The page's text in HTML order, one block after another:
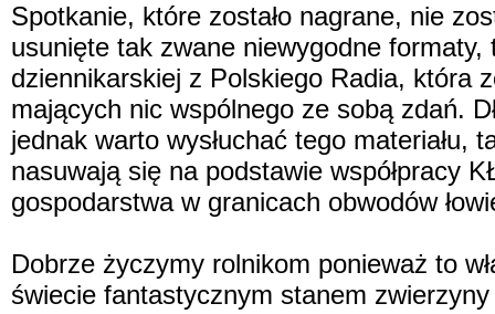
Spotkanie, które zostało nagrane, nie
usunięte tak zwane niewygodne
dziennikarskiej z Polskiego Radia, która
mających nic wspólnego ze sobą zdań.
jednak warto wysłuchać tego materiału,
nasuwają się na podstawie współpracy
gospodarstwa w granicach obwodów
Dobrze życzymy rolnikom ponieważ to
świecie fantastycznym stanem